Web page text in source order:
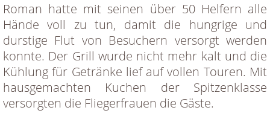
Roman hatte mit seinen über 50 Helfern alle
Hände voll zu tun, damit die hungrige und
durstige Flut von Besuchern versorgt werden
konnte. Der Grill wurde nicht mehr kalt und die
Kühlung für Getränke lief auf vollen Touren. Mit
hausgemachten Kuchen der Spitzenklasse
versorgten die Fliegerfrauen die Gäste.